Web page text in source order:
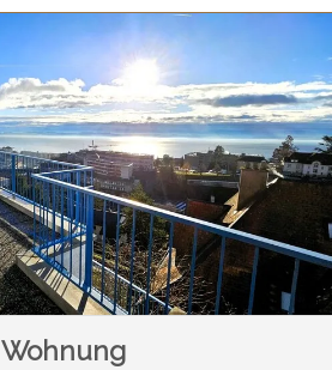
Wohnung